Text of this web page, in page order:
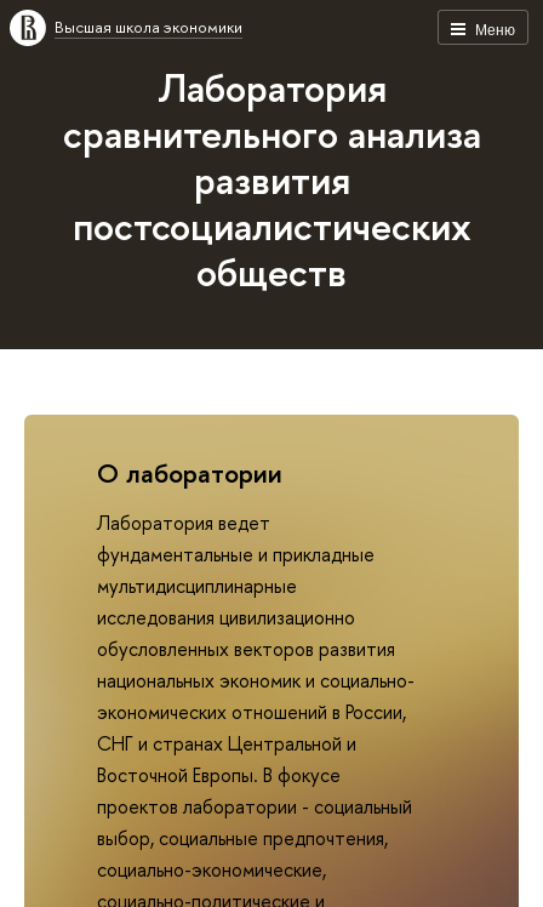
Меню
Высшая школа экономики
Лаборатория
сравнительного анализа
развития
постсоциалистических
обществ
О лаборатории
Лаборатория ведет
фундаментальные и прикладные
мультидисциплинарные
исследования цивилизационно
обусловленных векторов развития
национальных экономик и социально-
экономических отношений в России,
СНГ и странах Центральной и
Восточной Европы. В фокусе
проектов лаборатории - социальный
выбор, социальные предпочтения,
социально-экономические,
социально-политические и